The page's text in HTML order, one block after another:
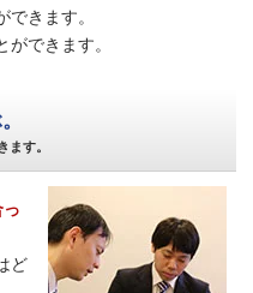
できます。
ができます。
ます。
ど